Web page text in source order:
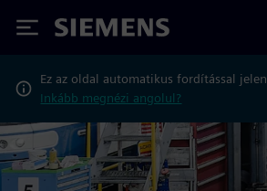
Siemens
Ez az oldal automatikus fordítással
Inkább megnézi angolul?